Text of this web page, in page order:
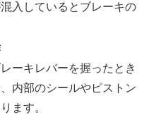
入しているとブレーキの
ーキレバーを握ったとき
内部のシールやピストン
ます。